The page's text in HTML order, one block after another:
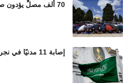
70 ألف مصلٍّ يؤدون صلاة الجمعة في المسجد الأقصى رغم إجراءات الاحتلال المشددة
إصابة 11 مدنيًا في نجران جراء اعتداءات حوثية بالمقذوفات العشوائية